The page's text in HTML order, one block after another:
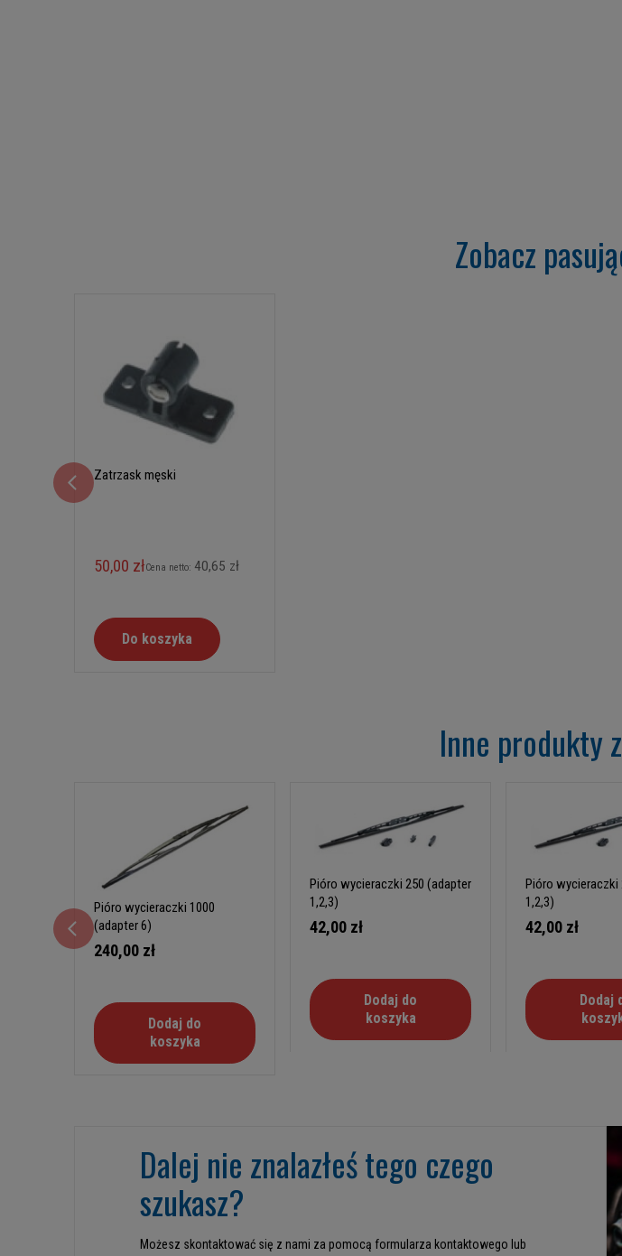
Zobacz
Zatrzask męski
50,00 złCena netto: 40,65 zł
Do koszyka
Inne produkty
Pióro wycieraczki 1000
(adapter 6)
240,00 zł
Dodaj do
koszyka
Pióro wycieraczki 250 (adapter
1,2,3)
42,00 zł
Dodaj do
koszyka
Pióro wycieraczki
1,2,3)
42,00 zł
Dodaj
Dalej nie znalazłeś tego czego
szukasz?
Możesz skontaktować się z nami za pomocą formularza kontaktowego lub